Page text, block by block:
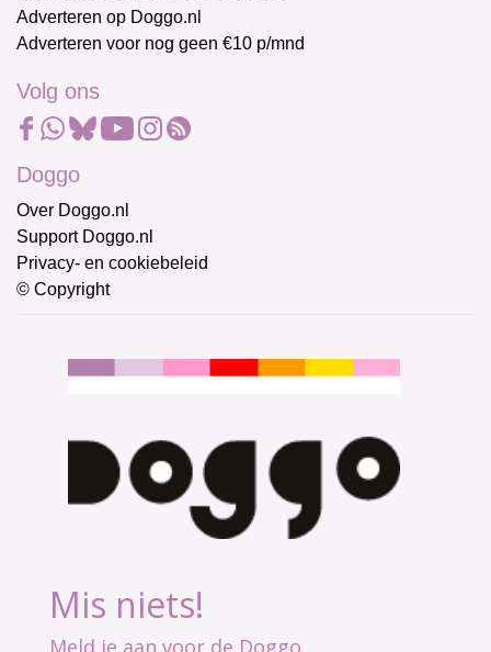
Adverteren op Doggo.nl
Adverteren voor nog geen €10 p/mnd
Volg ons
Doggo
Over Doggo.nl
Support Doggo.nl
Privacy- en cookiebeleid
© Copyright
Mis niets!
Meld je aan voor de Doggo